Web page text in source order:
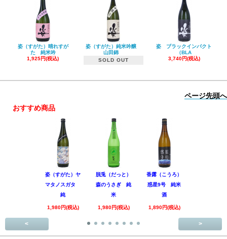
姿（すがた）晴れすが
た 純米吟
1,925円(税込)
姿（すがた）純米吟醸
山田錦
SOLD OUT
姿 ブラックインパクト
（BLA
3,740円(税込)
ページ先頭へ
おすすめ商品
姿（すがた）ヤ
マタノスガタ
純
1,980円(税込)
脱兎（だっと）
森のうさぎ 純
米
1,980円(税込)
香露（こうろ）
惑星9号 純米
酒
1,890円(税込)
< >